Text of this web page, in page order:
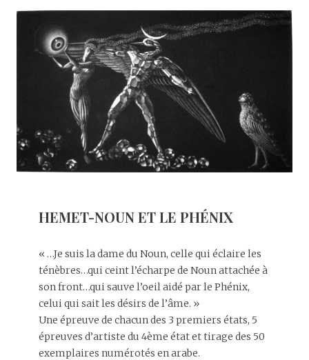
HEMET-NOUN ET LE PHÉNIX
« …Je suis la dame du Noun, celle qui éclaire les
ténèbres…qui ceint l’écharpe de Noun attachée à
son front…qui sauve l’oeil aidé par le Phénix,
celui qui sait les désirs de l’âme. »
Une épreuve de chacun des 3 premiers états, 5
épreuves d’artiste du 4ème état et tirage des 50
exemplaires numérotés en arabe.